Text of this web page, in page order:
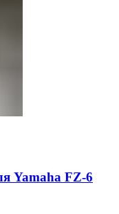
Yamaha FZ-6